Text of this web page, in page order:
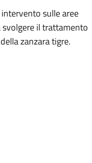
sulle aree
svolgere il trattamento
zanzara tigre.